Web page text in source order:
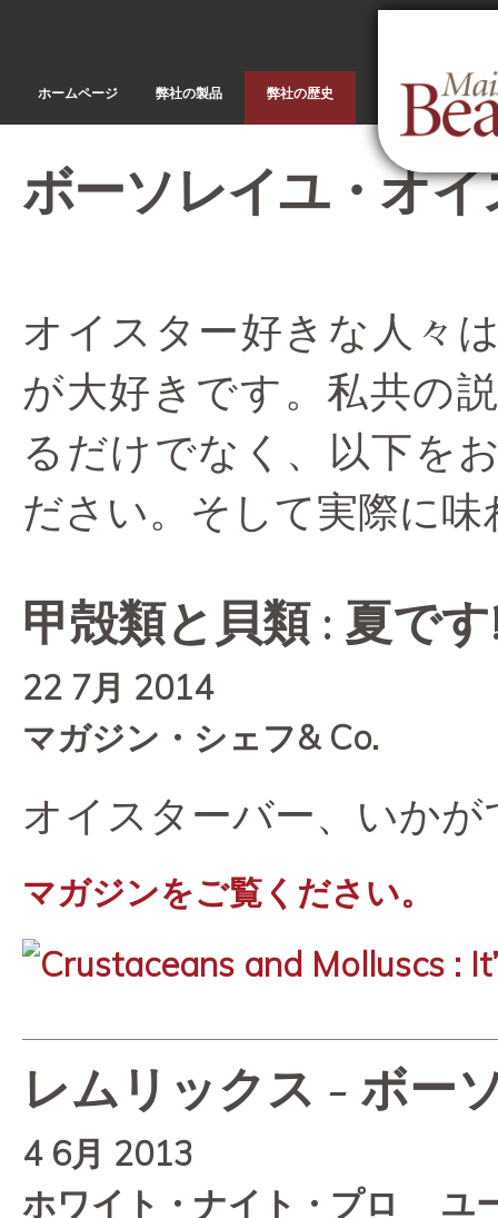
メ
コ
ン
テ
ン
に
移
ホームページ 弊社の製品 弊社の歴史
ボーソレイユ・オイ
オイスター好きな人々
が大好きです。私共の
るだけでなく、以下を
ださい。そして実際に
甲殻類と貝類 : 夏で
22 7月 2014
マガジン・シェフ& Co.
オイスターバー、いか
マガジンをご覧ください。
レムリックス - ボー
4 6月 2013
ホワイト・ナイト・プロ ユ